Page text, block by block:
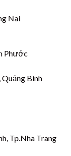
Nai
Phước
Bình
Tp.Nha Trang